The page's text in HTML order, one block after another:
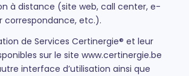
à distance (site web, call center, e-
correspondance, etc.).
de Services Certinergie® et leur
sur le site www.certinergie.be
interface d’utilisation ainsi que